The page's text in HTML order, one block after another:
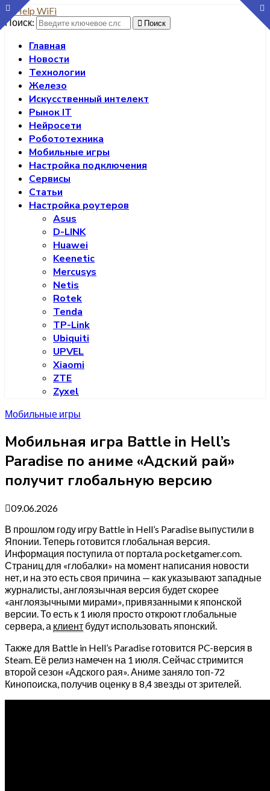
Поиск: Поиск
Главная
Новости
Технологии
Железо
Искусственный интелект
Рынок IT
Нейросети
Робототехника
Мобильные игры
Настройка подключения
Сервисы
Статьи
Настройка роутеров
Asus
D-LINK
Huawei
Keenetic
Mercusys
Netis
Rotek
Tenda
TP-Link
Ubiquiti
UPVEL
Xiaomi
ZTE
Zyxel
Мобильные игры
Мобильная игра Battle in Hell’s
Paradise по аниме «Адский рай»
получит глобальную версию
09.06.2026
В прошлом году игру Battle in Hell’s Paradise выпустили в
Японии. Теперь готовится глобальная версия.
Информация поступила от портала pocketgamer.com.
Страниц для «глобалки» на момент написания новости
нет, и на это есть своя причина — как указывают западные
журналисты, англоязычная версия будет скорее
«англоязычными мирами», привязанными к японской
версии. То есть к 1 июля просто откроют глобальные
сервера, а клиент будут использовать японский.
Также для Battle in Hell’s Paradise готовится PC-версия в
Steam. Её релиз намечен на 1 июля. Сейчас стримится
второй сезон «Адского рая». Аниме заняло топ-72
Кинопоиска, получив оценку в 8,4 звезды от зрителей.